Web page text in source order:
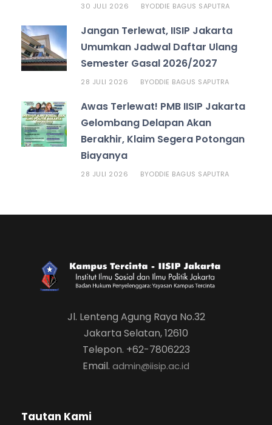
30 JULI 2026 BYODDIE BAGUS SAPUTRA
Jangan Terlewat, IISIP Jakarta
Umumkan Jadwal Daftar Ulang
Semester Gasal 2026/2027
28 JULI 2026 BYODDIE BAGUS SAPUTRA
Awas Terlewat! PMB IISIP Jakarta
Gelombang Delapan Akan
Berakhir, Klaim Segera Potongan
Biayanya
28 JULI 2026 BYODDIE BAGUS SAPUTRA
Jl. Lenteng Agung Raya No.32
Jakarta Selatan, 12610
Telepon. +62-7806223
Email. admin@iisip.ac.id
Tautan Kami